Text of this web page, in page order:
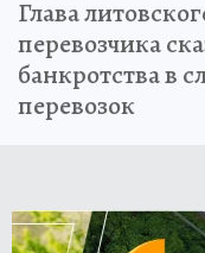
Глава
перевозчика
банкротства в
перевозок